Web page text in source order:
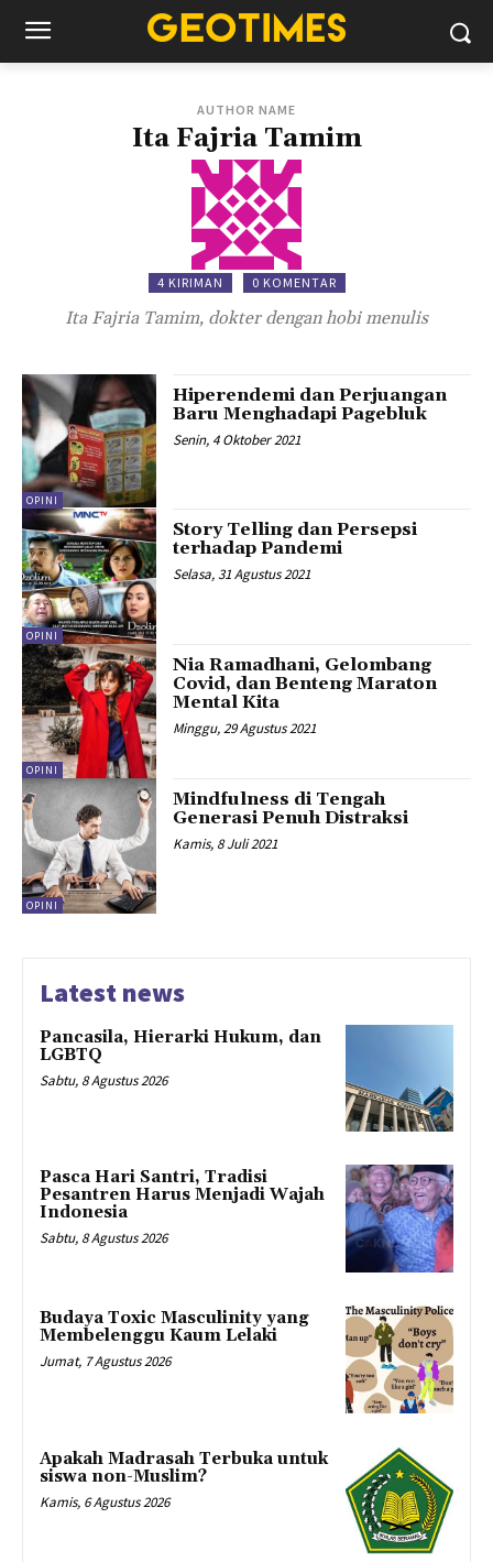
AUTHOR NAME
Ita Fajria Tamim
4 KIRIMAN 0 KOMENTAR
Ita Fajria Tamim, dokter dengan hobi menulis
OPINI
Hiperendemi dan Perjuangan
Baru Menghadapi Pagebluk
Senin, 4 Oktober 2021
OPINI
Story Telling dan Persepsi
terhadap Pandemi
Selasa, 31 Agustus 2021
OPINI
Nia Ramadhani, Gelombang
Covid, dan Benteng Maraton
Mental Kita
Minggu, 29 Agustus 2021
OPINI
Mindfulness di Tengah
Generasi Penuh Distraksi
Kamis, 8 Juli 2021
Latest news
Pancasila, Hierarki Hukum, dan
LGBTQ
Sabtu, 8 Agustus 2026
Pasca Hari Santri, Tradisi
Pesantren Harus Menjadi Wajah
Indonesia
Sabtu, 8 Agustus 2026
Budaya Toxic Masculinity yang
Membelenggu Kaum Lelaki
Jumat, 7 Agustus 2026
Apakah Madrasah Terbuka untuk
siswa non-Muslim?
Kamis, 6 Agustus 2026